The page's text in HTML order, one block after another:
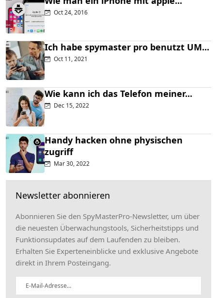
Oct 24, 2016
Ich habe spymaster pro benutzt UM...
Oct 11, 2021
Wie kann ich das Telefon meiner...
Dec 15, 2022
Handy hacken ohne physischen
zugriff
Mar 30, 2022
Newsletter abonnieren
Abonnieren Sie den SpyMasterPro-Newsletter, um über
die neuesten Überwachungstools, Sicherheitstipps und
Funktionsupdates auf dem Laufenden zu bleiben.
Erhalten Sie Experteneinblicke und exklusive Angebote
direkt in Ihrem Posteingang.